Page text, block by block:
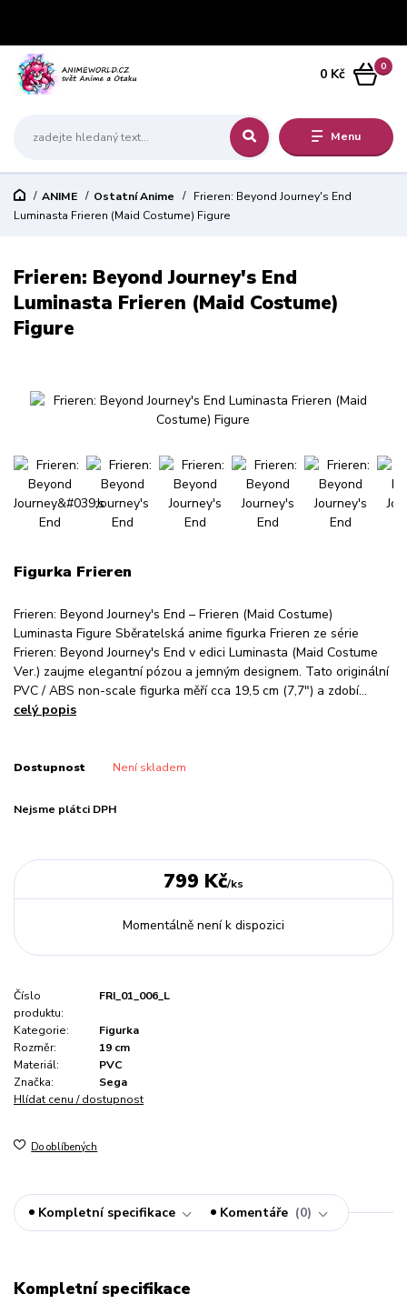
Menu
0
0 Kč
ANIME Ostatní Anime
Frieren: Beyond Journey's End
Luminasta Frieren (Maid Costume) Figure
Frieren: Beyond Journey's End
Luminasta Frieren (Maid Costume)
Figure
Figurka Frieren
Frieren: Beyond Journey's End – Frieren (Maid Costume)
Luminasta Figure Sběratelská anime figurka Frieren ze série
Frieren: Beyond Journey's End v edici Luminasta (Maid Costume
Ver.) zaujme elegantní pózou a jemným designem. Tato originální
PVC / ABS non-scale figurka měří cca 19,5 cm (7,7″) a zdobí...
celý popis
Dostupnost Není skladem
Nejsme plátci DPH
799 Kč/ks
Momentálně není k dispozici
Číslo
produktu:
FRI_01_006_L
Kategorie:
Figurka
Rozměr:
19 cm
Materiál:
PVC
Značka:
Sega
Hlídat cenu / dostupnost
Do oblíbených
Kompletní specifikace Komentáře 0
Kompletní specifikace